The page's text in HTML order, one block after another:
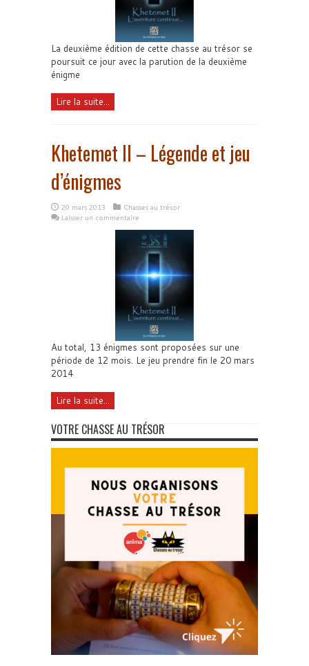
La deuxième édition de cette chasse au trésor se
poursuit ce jour avec la parution de la deuxième
énigme
Lire la suite...
Khetemet II – Légende et jeu
d’énigmes
20 mars 2013
Chasses au trésor
Laisser un commentaire
Au total, 13 énigmes sont proposées sur une
période de 12 mois. Le jeu prendre fin le 20 mars
2014
Lire la suite...
VOTRE CHASSE AU TRÉSOR